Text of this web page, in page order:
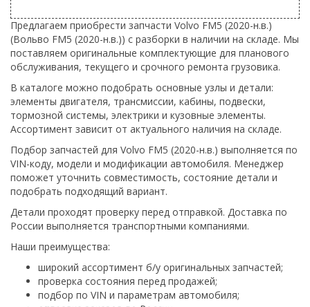
Предлагаем приобрести запчасти Volvo FM5 (2020-н.в.)
(Вольво FM5 (2020-н.в.)) с разборки в наличии на складе. Мы
поставляем оригинальные комплектующие для планового
обслуживания, текущего и срочного ремонта грузовика.
В каталоге можно подобрать основные узлы и детали:
элементы двигателя, трансмиссии, кабины, подвески,
тормозной системы, электрики и кузовные элементы.
Ассортимент зависит от актуального наличия на складе.
Подбор запчастей для Volvo FM5 (2020-н.в.) выполняется по
VIN-коду, модели и модификации автомобиля. Менеджер
поможет уточнить совместимость, состояние детали и
подобрать подходящий вариант.
Детали проходят проверку перед отправкой. Доставка по
России выполняется транспортными компаниями.
Наши преимущества:
широкий ассортимент б/у оригинальных запчастей;
проверка состояния перед продажей;
подбор по VIN и параметрам автомобиля;